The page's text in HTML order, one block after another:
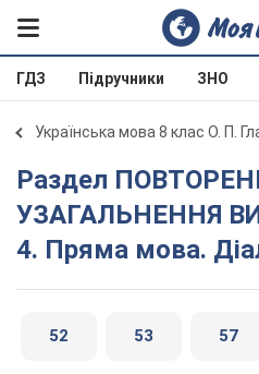
ГДЗ Підручники ЗНО
Українська мова 8 клас О. П.
Раздел ПОВТОРЕННЯ ТА
УЗАГАЛЬНЕННЯ
4. Пряма мова.
52 53 57